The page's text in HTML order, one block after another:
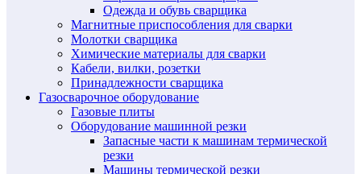
Одежда и обувь сварщика
Магнитные приспособления для сварки
Молотки сварщика
Химические материалы для сварки
Кабели, вилки, розетки
Принадлежности сварщика
Газосварочное оборудование
Газовые плиты
Оборудование машинной резки
Запасные части к машинам термической
резки
Машины термической резки